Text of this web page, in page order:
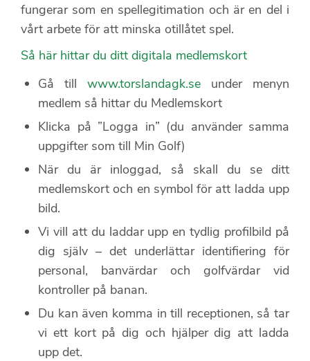
fungerar som en spellegitimation och är en del i
vårt arbete för att minska otillåtet spel.
Så här hittar du ditt digitala medlemskort
Gå till www.torslandagk.se under menyn
medlem så hittar du Medlemskort
Klicka på ”Logga in” (du använder samma
uppgifter som till Min Golf)
När du är inloggad, så skall du se ditt
medlemskort och en symbol för att ladda upp
bild.
Vi vill att du laddar upp en tydlig profilbild på
dig själv – det underlättar identifiering för
personal, banvärdar och golfvärdar vid
kontroller på banan.
Du kan även komma in till receptionen, så tar
vi ett kort på dig och hjälper dig att ladda
upp det.